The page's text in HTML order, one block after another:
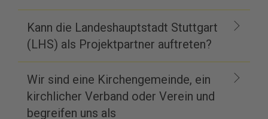
Kann die Landeshauptstadt Stuttgart
(LHS) als Projektpartner auftreten?
Wir sind eine Kirchengemeinde, ein
kirchlicher Verband oder Verein und
begreifen uns als